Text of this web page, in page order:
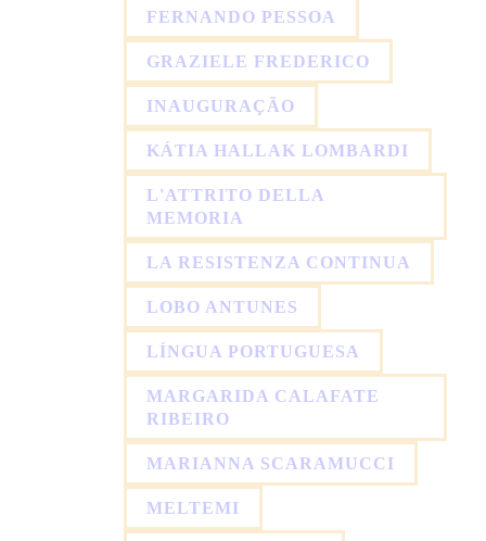
FERNANDO PESSOA
GRAZIELE FREDERICO
INAUGURAÇÃO
KÁTIA HALLAK LOMBARDI
L'ATTRITO DELLA
MEMORIA
LA RESISTENZA CONTINUA
LOBO ANTUNES
LÍNGUA PORTUGUESA
MARGARIDA CALAFATE
RIBEIRO
MARIANNA SCARAMUCCI
MELTEMI